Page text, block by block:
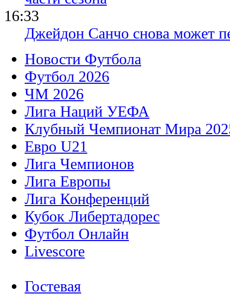
16:33
Джейдон Санчо снова может
Новости Футбола
Футбол 2026
ЧМ 2026
Лига Наций УЕФА
Клубный Чемпионат Мира
Евро U21
Лига Чемпионов
Лига Европы
Лига Конференций
Кубок Либертадорес
Футбол Онлайн
Livescore
Гостевая